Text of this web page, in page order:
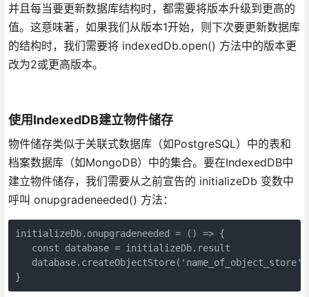
并且每当要更新数据库结构时，都需要将版本升级到更高的
值。这意味著，如果我们从版本1开始，则下次要更新数据库
的结构时，我们需要将 indexedDb.open() 方法中的版本更
改为2或更高版本。
使用IndexedDB建立物件储存
物件储存类似于关联式数据库（如PostgreSQL）中的表和
档案数据库（如MongoDB）中的集合。要在IndexedDB中
建立物件储存，我们需要从之前宣告的 initializeDb 变数中
呼叫 onupgradeneeded() 方法：
initializeDb.onupgradeneeded = () => {
   const database = initializeDb.result
}